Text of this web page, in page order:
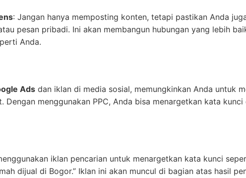
: Jangan hanya memposting konten, tetapi pastikan Anda
pesan pribadi. Ini akan membangun hubungan yang lebih
Anda.
Ads dan iklan di media sosial, memungkinkan Anda untuk
menggunakan PPC, Anda bisa menargetkan kata kunci
iklan pencarian untuk menargetkan kata kunci
dijual di Bogor.” Iklan ini akan muncul di bagian atas hasil